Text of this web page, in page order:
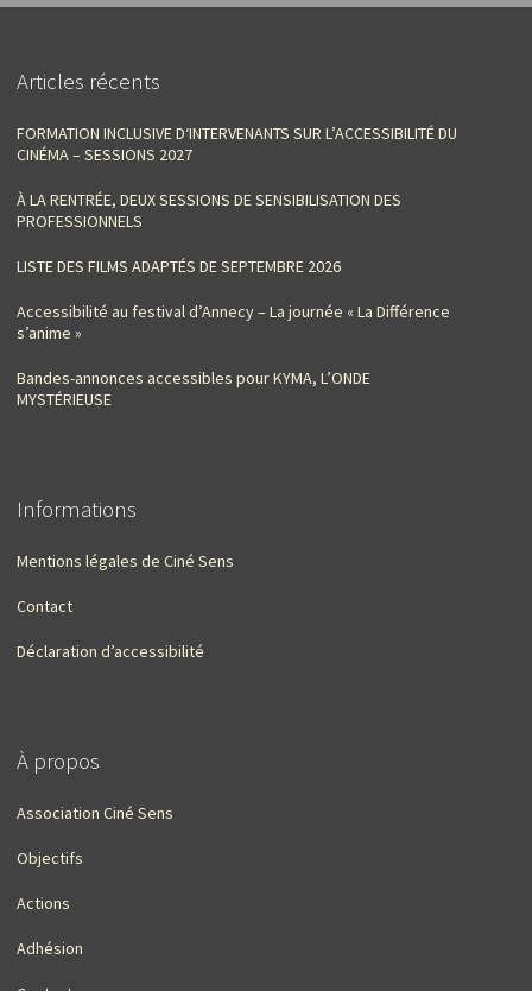
Articles récents
FORMATION INCLUSIVE D‘INTERVENANTS SUR L’ACCESSIBILITÉ DU
CINÉMA – SESSIONS 2027
À LA RENTRÉE, DEUX SESSIONS DE SENSIBILISATION DES
PROFESSIONNELS
LISTE DES FILMS ADAPTÉS DE SEPTEMBRE 2026
Accessibilité au festival d’Annecy – La journée « La Différence
s’anime »
Bandes-annonces accessibles pour KYMA, L’ONDE
MYSTÉRIEUSE
Informations
Mentions légales de Ciné Sens
Contact
Déclaration d’accessibilité
À propos
Association Ciné Sens
Objectifs
Actions
Adhésion